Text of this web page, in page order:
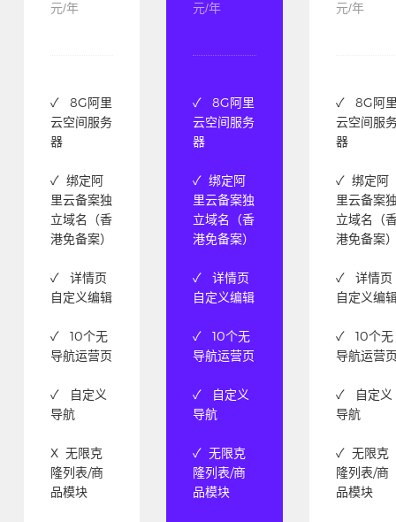
元/年
✓ 8G阿里
云空间服务
器
✓ 绑定阿
里云备案独
立域名（香
港免备案）
✓ 详情页
自定义编辑
✓ 10个无
导航运营页
✓ 自定义
导航
X 无限克
隆列表/商
品模块
元/年
✓ 8G阿里
云空间服务
器
✓ 绑定阿
里云备案独
立域名（香
港免备案）
✓ 详情页
自定义编辑
✓ 10个无
导航运营页
✓ 自定义
导航
✓ 无限克
隆列表/商
品模块
元/年
✓ 8G阿
云空间服
器
✓ 绑定阿
里云备案
立域名（
港免备案
✓ 详情页
自定义编
✓ 10个无
导航运营
✓ 自定义
导航
✓ 无限克
隆列表/商
品模块